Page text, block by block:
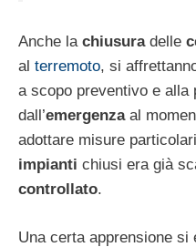
Anche la chiusuradelle
al terremoto, si
a scopo preventivo e alla
dall’emergenzaal
adottare misure
impianti chiusi era già
controllato.
Una certa apprensione si